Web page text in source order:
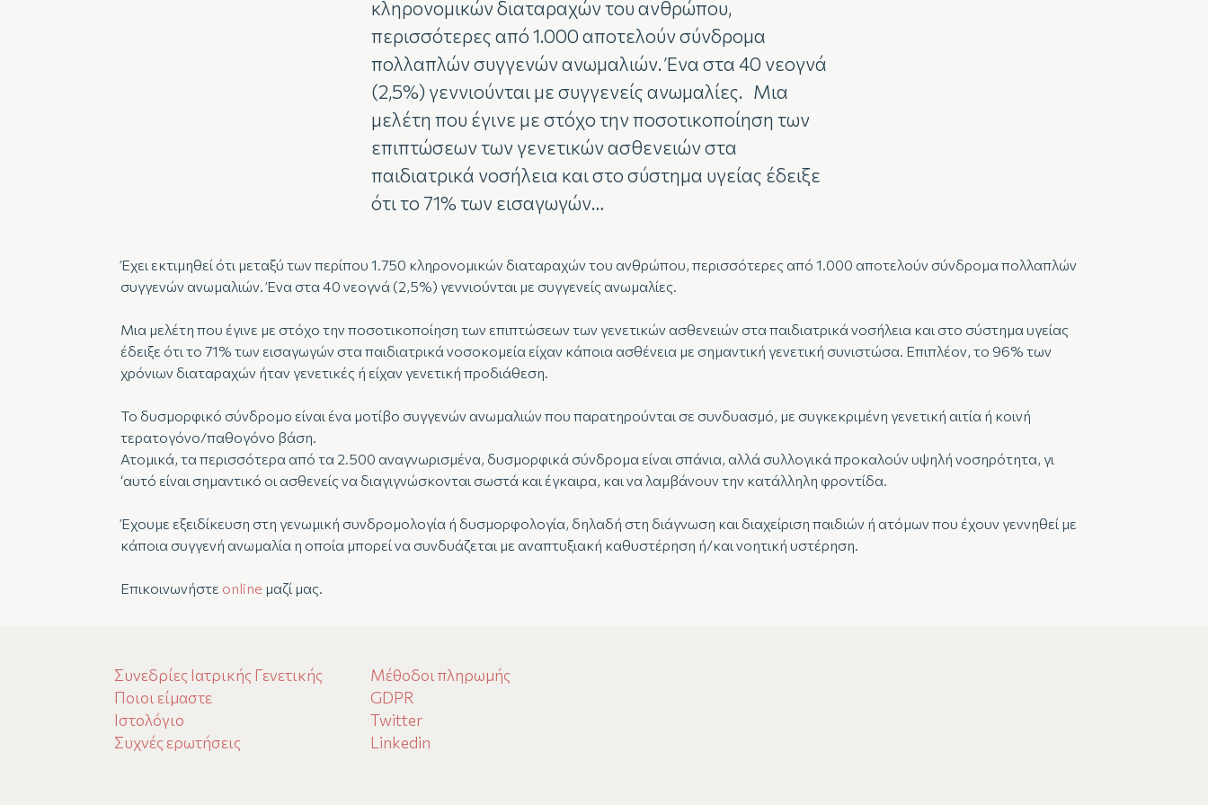
κληρονομικών διαταραχών του ανθρώπου,
περισσότερες από 1.000 αποτελούν σύνδρομα
πολλαπλών συγγενών ανωμαλιών. Ένα στα 40 νεογνά
(2,5%) γεννιούνται με συγγενείς ανωμαλίες. Μια
μελέτη που έγινε με στόχο την ποσοτικοποίηση των
επιπτώσεων των γενετικών ασθενειών στα
παιδιατρικά νοσήλεια και στο σύστημα υγείας έδειξε
ότι το 71% των εισαγωγών…
Έχει εκτιμηθεί ότι μεταξύ των περίπου 1.750 κληρονομικών διαταραχών του ανθρώπου, περισσότερες από 1.000 αποτελούν σύνδρομα πολλαπλών
συγγενών ανωμαλιών. Ένα στα 40 νεογνά (2,5%) γεννιούνται με συγγενείς ανωμαλίες.
Μια μελέτη που έγινε με στόχο την ποσοτικοποίηση των επιπτώσεων των γενετικών ασθενειών στα παιδιατρικά νοσήλεια και στο σύστημα υγείας
έδειξε ότι το 71% των εισαγωγών στα παιδιατρικά νοσοκομεία είχαν κάποια ασθένεια με σημαντική γενετική συνιστώσα. Επιπλέον, το 96% των
χρόνιων διαταραχών ήταν γενετικές ή είχαν γενετική προδιάθεση.
Το δυσμορφικό σύνδρομο είναι ένα μοτίβο συγγενών ανωμαλιών που παρατηρούνται σε συνδυασμό, με συγκεκριμένη γενετική αιτία ή κοινή
τερατογόνο/παθογόνο βάση.
Ατομικά, τα περισσότερα από τα 2.500 αναγνωρισμένα, δυσμορφικά σύνδρομα είναι σπάνια, αλλά συλλογικά προκαλούν υψηλή νοσηρότητα, γι
‘αυτό είναι σημαντικό οι ασθενείς να διαγιγνώσκονται σωστά και έγκαιρα, και να λαμβάνουν την κατάλληλη φροντίδα.
Έχουμε εξειδίκευση στη γενωμική συνδρομολογία ή δυσμορφολογία, δηλαδή στη διάγνωση και διαχείριση παιδιών ή ατόμων που έχουν γεννηθεί με
κάποια συγγενή ανωμαλία η οποία μπορεί να συνδυάζεται με αναπτυξιακή καθυστέρηση ή/και νοητική υστέρηση.
Επικοινωνήστε online μαζί μας.
Συνεδρίες Ιατρικής Γενετικής
Ποιοι είμαστε
Ιστολόγιο
Συχνές ερωτήσεις
Μέθοδοι πληρωμής
GDPR
Twitter
Linkedin